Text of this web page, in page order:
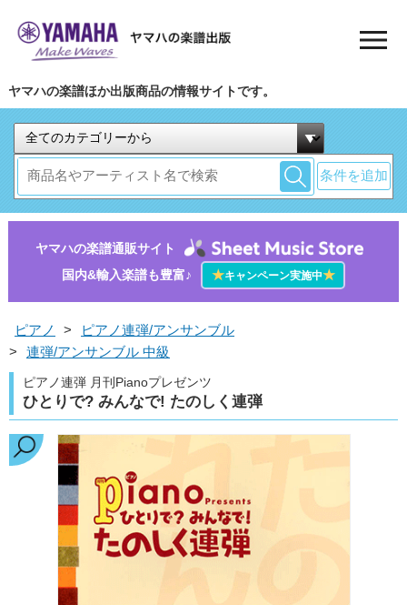
ヤマハの楽譜ほか出版商品の情報サイトです。
条件を追加
ヤマハの楽譜通販サイト
国内&輸入楽譜も豊富♪
★キャンペーン実施中★
ピアノ >
ピアノ連弾/アンサンブル
>
連弾/アンサンブル 中級
ピアノ連弾 月刊Pianoプレゼンツ
ひとりで? みんなで! たのしく連弾